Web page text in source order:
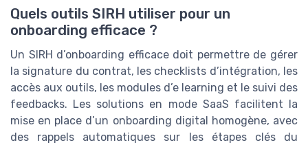
Quels outils SIRH utiliser pour un
onboarding efficace ?
Un SIRH d’onboarding efficace doit permettre de gérer
la signature du contrat, les checklists d’intégration, les
accès aux outils, les modules d’e learning et le suivi des
feedbacks. Les solutions en mode SaaS facilitent la
mise en place d’un onboarding digital homogène, avec
des rappels automatiques sur les étapes clés du